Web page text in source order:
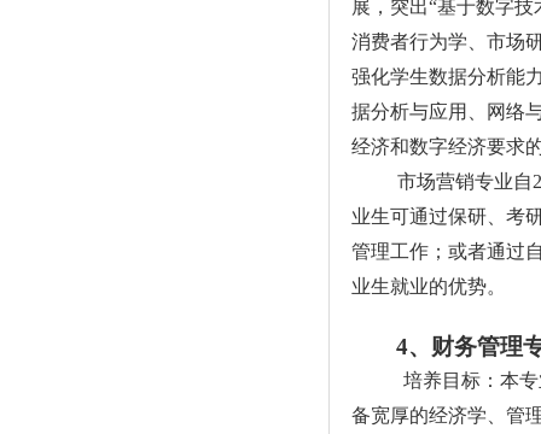
展，突出“基于数字
消费者行为学、市场
强化学生数据分析能
据分析与应用、网络
经济和数字经济要求
市场营销专业自
业生可通过保研、考
管理工作；或者通过
业生就业的优势。
4、财务管理
培养目标：本
备宽厚的经济学、管